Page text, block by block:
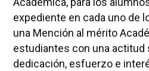
expediente en cada uno de
una Mención al mérito
estudiantes con una actitud
dedicación, esfuerzo e